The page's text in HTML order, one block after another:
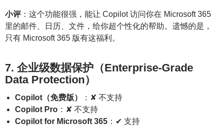
小评：这个功能很强，能让 Copilot 访问你在 Microsoft 365
里的邮件、日历、文件，给你超个性化的帮助。遗憾的是，
只有 Microsoft 365 版有这福利。
7. 企业级数据保护（Enterprise-Grade
Data Protection）
Copilot（免费版）
：✘ 不支持
Copilot Pro ：✘ 不支持
Copilot for Microsoft 365 ：✔ 支持